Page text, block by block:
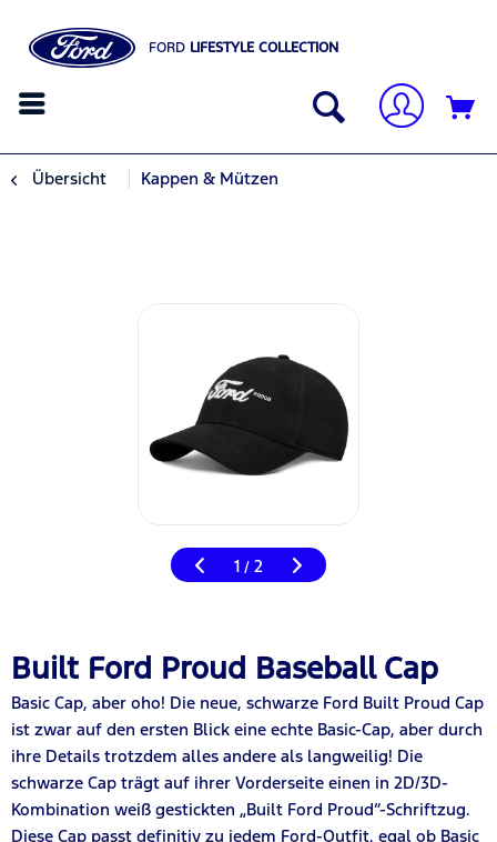
FORD LIFESTYLE COLLECTION
Übersicht Kappen & Mützen
1 / 2
Built Ford Proud Baseball Cap
Basic Cap, aber oho! Die neue, schwarze Ford Built Proud Cap
ist zwar auf den ersten Blick eine echte Basic-Cap, aber durch
ihre Details trotzdem alles andere als langweilig! Die
schwarze Cap trägt auf ihrer Vorderseite einen in 2D/3D-
Kombination weiß gestickten „Built Ford Proud“-Schriftzug.
Diese Cap passt definitiv zu jedem Ford-Outfit, egal ob Basic